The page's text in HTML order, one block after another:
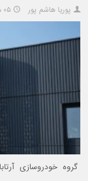
پوریا هاشم پور ۰۵ مرداد ۱۴۰۵ ساعت ۱۲:۳۵